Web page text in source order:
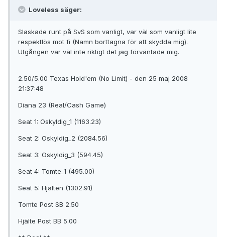
Loveless säger:
Slaskade runt på SvS som vanligt, var väl som vanligt lite
respektlös mot fi (Namn borttagna för att skydda mig).
Utgången var väl inte riktigt det jag förväntade mig.
2.50/5.00 Texas Hold'em (No Limit) - den 25 maj 2008
21:37:48
Diana 23 (Real/Cash Game)
Seat 1: Oskyldig_1 (1163.23)
Seat 2: Oskyldig_2 (2084.56)
Seat 3: Oskyldig_3 (594.45)
Seat 4: Tomte_1 (495.00)
Seat 5: Hjälten (1302.91)
Tomte Post SB 2.50
Hjälte Post BB 5.00